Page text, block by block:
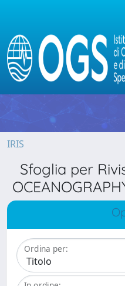
IRIS
Sfoglia per
Ordina per: